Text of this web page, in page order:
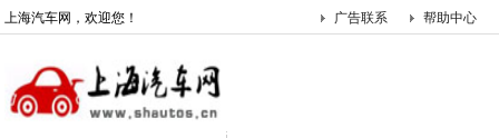
上海汽车网，欢迎您！ 帮助中心
广告联系